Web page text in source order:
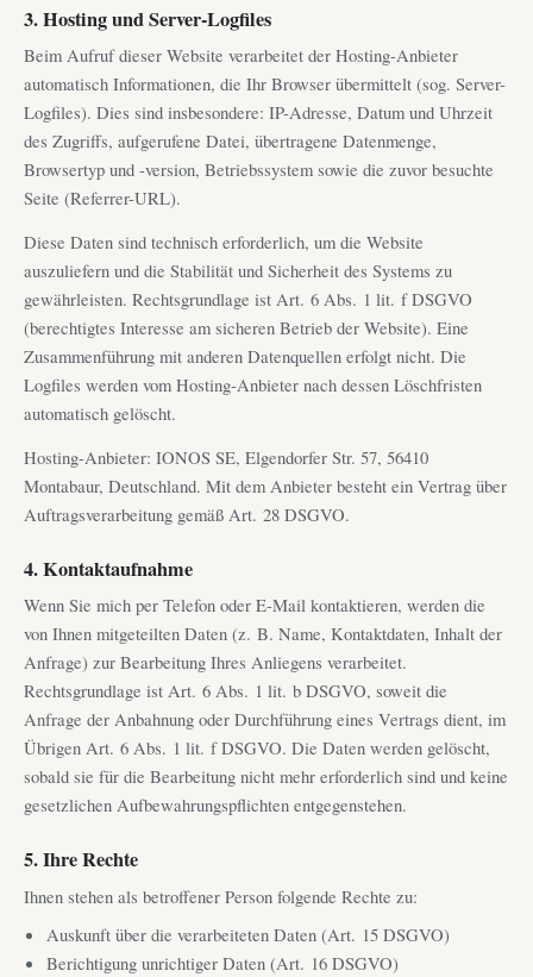
3. Hosting und Server-Logfiles
Beim Aufruf dieser Website verarbeitet der Hosting-Anbieter
automatisch Informationen, die Ihr Browser übermittelt (sog. Server-
Logfiles). Dies sind insbesondere: IP-Adresse, Datum und Uhrzeit
des Zugriffs, aufgerufene Datei, übertragene Datenmenge,
Browsertyp und -version, Betriebssystem sowie die zuvor besuchte
Seite (Referrer-URL).
Diese Daten sind technisch erforderlich, um die Website
auszuliefern und die Stabilität und Sicherheit des Systems zu
gewährleisten. Rechtsgrundlage ist Art. 6 Abs. 1 lit. f DSGVO
(berechtigtes Interesse am sicheren Betrieb der Website). Eine
Zusammenführung mit anderen Datenquellen erfolgt nicht. Die
Logfiles werden vom Hosting-Anbieter nach dessen Löschfristen
automatisch gelöscht.
Hosting-Anbieter: IONOS SE, Elgendorfer Str. 57, 56410
Montabaur, Deutschland. Mit dem Anbieter besteht ein Vertrag über
Auftragsverarbeitung gemäß Art. 28 DSGVO.
4. Kontaktaufnahme
Wenn Sie mich per Telefon oder E-Mail kontaktieren, werden die
von Ihnen mitgeteilten Daten (z. B. Name, Kontaktdaten, Inhalt der
Anfrage) zur Bearbeitung Ihres Anliegens verarbeitet.
Rechtsgrundlage ist Art. 6 Abs. 1 lit. b DSGVO, soweit die
Anfrage der Anbahnung oder Durchführung eines Vertrags dient, im
Übrigen Art. 6 Abs. 1 lit. f DSGVO. Die Daten werden gelöscht,
sobald sie für die Bearbeitung nicht mehr erforderlich sind und keine
gesetzlichen Aufbewahrungspflichten entgegenstehen.
5. Ihre Rechte
Ihnen stehen als betroffener Person folgende Rechte zu:
Auskunft über die verarbeiteten Daten (Art. 15 DSGVO)
Berichtigung unrichtiger Daten (Art. 16 DSGVO)